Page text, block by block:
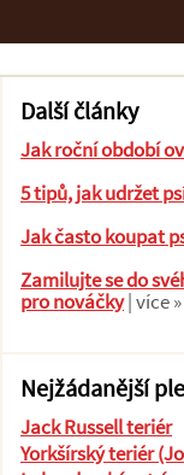
Další články
Jak roční období
5 tipů, jak udržet
Jak často koupat
Zamilujte se do
pro nováčky| více »
Nejžádanější
Jack Russell teriér
Yorkšírský teriér